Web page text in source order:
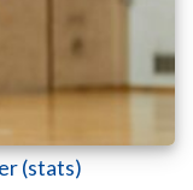
(stats)